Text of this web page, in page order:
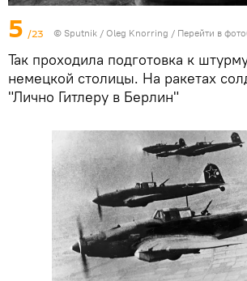
5 /23 © Sputnik / Oleg Knorring / Перейти в
Так проходила подготовка к
немецкой столицы. На ракетах
"Лично Гитлеру в Берлин"